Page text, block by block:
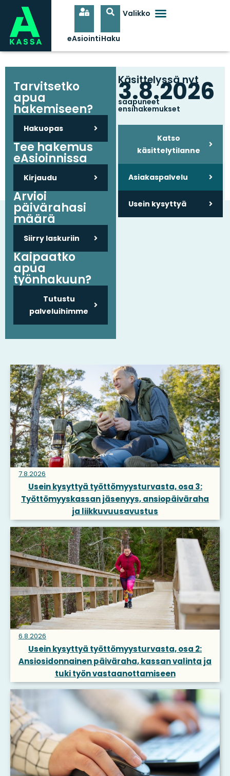
Tarvitsetko
apua
hakemiseen?
Hakuopas
Tee hakemus
eAsioinnissa
Kirjaudu
Arvioi
päivärahasi
määrä
Siirry laskuriin
Kaipaatko
apua
työnhakuun?
Tutustu
palveluihimme
Käsittelyssä nyt
3.8.2026
saapuneet
ensihakemukset
Katso
käsittelytilanne
Asiakaspalvelu
Usein kysyttyä
7.8.2026
Usein kysyttyä työttömyysturvasta, osa 3:
Työttömyyskassan jäsenyys, ansiopäiväraha
ja liikkuvuusavustus
6.8.2026
Usein kysyttyä työttömyysturvasta, osa 2:
Ansiosidonnainen päiväraha, kassan valinta ja
tuki työn vastaanottamiseen